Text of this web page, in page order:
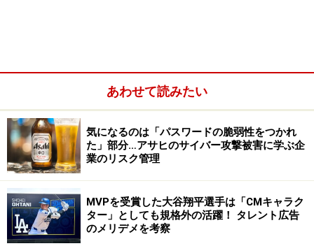
「大谷フィーバー」広告でも規格外の大活躍
広告起用でも引っ張りだこ
大谷選手に関しては、昨年も今年も他の追随を許さぬ大
活躍ぶりから、広告起用でも引っ張りだこ状態です。25
年上期のCM契約本数は、なんと21本。シーズンが終了
した今も、テレビ、街のポスターや看板などで、彼の姿
を見かけない日はないほどの大人気が続いているので
あわせて読みたい
気になるのは「パスワードの脆弱性をつかれ
た」部分…アサヒのサイバー攻撃被害に学ぶ企
業のリスク管理
MVPを受賞した大谷翔平選手は「CMキャラク
ター」としても規格外の活躍！ タレント広告
のメリデメを考察